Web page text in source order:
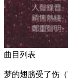
曲目列表
梦的翅膀受了伤（